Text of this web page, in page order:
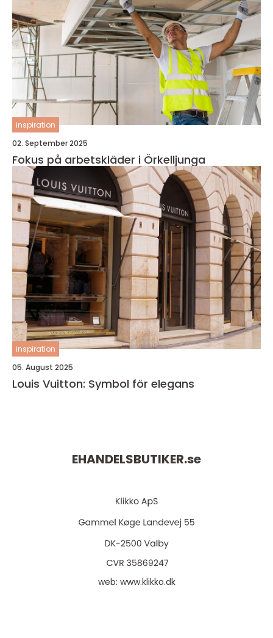
inspiration
02. September 2025
Fokus på arbetskläder i Örkelljunga
inspiration
05. August 2025
Louis Vuitton: Symbol för elegans
EHANDELSBUTIKER.se
web: www.klikko.dk